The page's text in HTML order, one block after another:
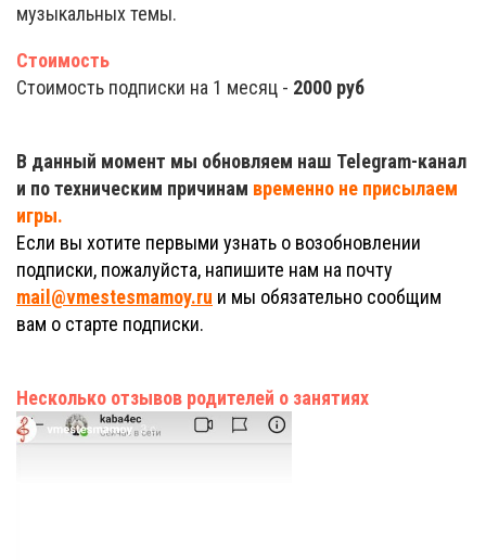
музыкальных темы.
Стоимость
Стоимость подписки на 1 месяц - 2000 руб
В данный момент мы обновляем наш Telegram-канал
и по техническим причинам временно не присылаем
игры.
Если вы хотите первыми узнать о возобновлении
подписки, пожалуйста, напишите нам на почту
mail@vmestesmamoy.ru и мы обязательно сообщим
вам о старте подписки.
Несколько отзывов родителей о занятиях